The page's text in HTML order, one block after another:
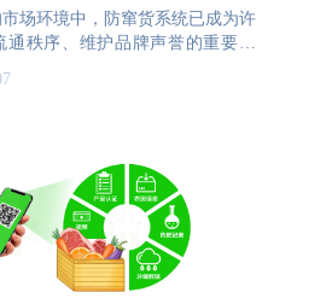
场环境中，防窜货系统已成为许
通秩序、维护品牌声誉的重要工
面临的一大难题。本文将探讨选